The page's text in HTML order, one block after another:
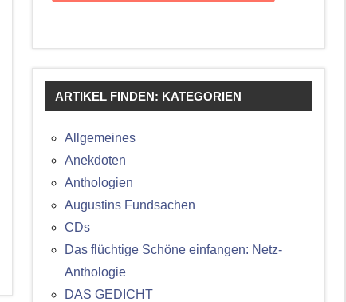
ARTIKEL FINDEN: KATEGORIEN
Allgemeines
Anekdoten
Anthologien
Augustins Fundsachen
CDs
Das flüchtige Schöne einfangen: Netz-
Anthologie
DAS GEDICHT